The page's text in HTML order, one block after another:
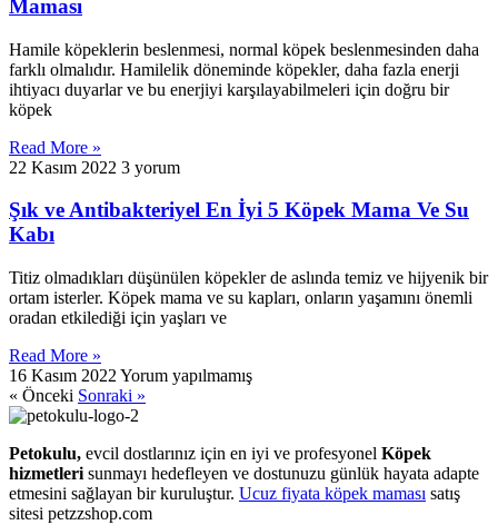
Maması
Hamile köpeklerin beslenmesi, normal köpek beslenmesinden daha
farklı olmalıdır. Hamilelik döneminde köpekler, daha fazla enerji
ihtiyacı duyarlar ve bu enerjiyi karşılayabilmeleri için doğru bir
köpek
Read More »
22 Kasım 2022 3 yorum
Şık ve Antibakteriyel En İyi 5 Köpek Mama Ve Su
Kabı
Titiz olmadıkları düşünülen köpekler de aslında temiz ve hijyenik bir
ortam isterler. Köpek mama ve su kapları, onların yaşamını önemli
oradan etkilediği için yaşları ve
Read More »
16 Kasım 2022 Yorum yapılmamış
« Önceki Sonraki »
Petokulu, evcil dostlarınız için en iyi ve profesyonel Köpek
hizmetleri sunmayı hedefleyen ve dostunuzu günlük hayata adapte
etmesini sağlayan bir kuruluştur. Ucuz fiyata köpek maması satış
sitesi petzzshop.com